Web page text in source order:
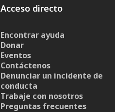
Acceso directo
Encontrar ayuda
Donar
Eventos
Contáctenos
Denunciar un incidente de
conducta
Trabaje con nosotros
Preguntas frecuentes